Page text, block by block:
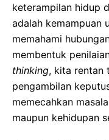
keterampilan hidup
adalah kemampuan
memahami
membentuk
thinking, kita rentan
pengambilan
memecahkan
maupun kehidupan